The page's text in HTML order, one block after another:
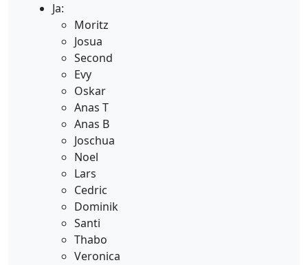
Ja:
Moritz
Josua
Second
Evy
Oskar
Anas T
Anas B
Joschua
Noel
Lars
Cedric
Dominik
Santi
Thabo
Veronica